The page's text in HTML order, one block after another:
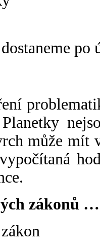
po
může mít
zákonů …